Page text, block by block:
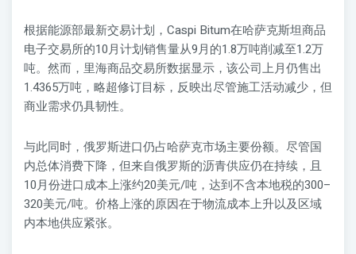
根据能源部最新交易计划，Caspi Bitum在哈萨克斯坦商品
电子交易所的10月计划销售量从9月的1.8万吨削减至1.2万
吨。然而，里海商品交易所数据显示，该公司上月仍售出
1.4365万吨，略超修订目标，反映出尽管施工活动减少，但
商业需求仍具韧性。
与此同时，俄罗斯进口仍占哈萨克市场主要份额。尽管国
内总体消费下降，但来自俄罗斯的沥青供应仍在持续，且
10月份进口成本上涨约20美元/吨，达到不含本地税的300–
320美元/吨。价格上涨的原因在于物流成本上升以及区域
内本地供应紧张。